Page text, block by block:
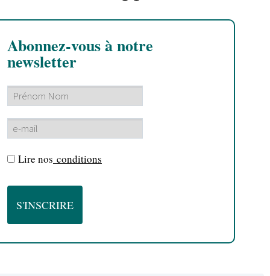
Abonnez-vous à notre
newsletter
Lire nos conditions